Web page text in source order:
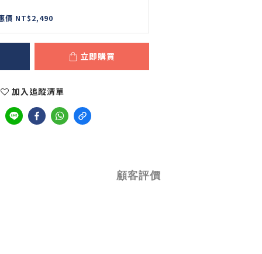
價 NT$2,490
立即購買
加入追蹤清單
顧客評價